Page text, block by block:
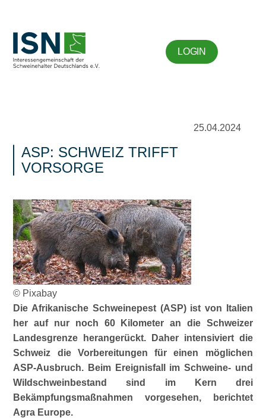
LOGIN
25.04.2024
ASP: SCHWEIZ TRIFFT
VORSORGE
© Pixabay
Die Afrikanische Schweinepest (ASP) ist von Italien
her auf nur noch 60 Kilometer an die Schweizer
Landesgrenze herangerückt. Daher intensiviert die
Schweiz die Vorbereitungen für einen möglichen
ASP-Ausbruch. Beim Ereignisfall im Schweine- und
Wildschweinbestand sind im Kern drei
Bekämpfungsmaßnahmen vorgesehen, berichtet
Agra Europe.